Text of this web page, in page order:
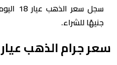
جنيهًا للشراء.
سعر جرام الذهب عيار 24